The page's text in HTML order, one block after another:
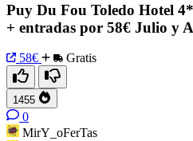
Puy Du Fou Toledo Hotel
+ entradas por 58€ Julio y
58€ Gratis
1455
0
MirY_oFerTas